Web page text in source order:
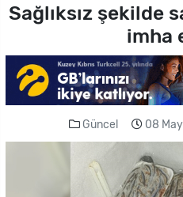
Sağlıksız şekilde
imha
Güncel 08